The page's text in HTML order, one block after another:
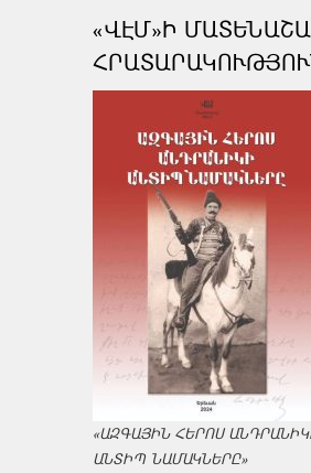
«ՎԷՄ»Ի
«ԱԶԳԱՅԻՆ ՀԵՐՈՍ
ԱՆՏԻՊ ՆԱՄԱԿՆԵՐԸ»